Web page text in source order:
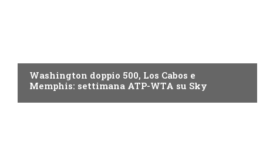
Washington doppio 500, Los Cabos e
Memphis: settimana ATP-WTA su Sky